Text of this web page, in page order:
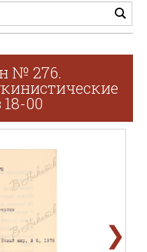
№ 276.
00
❯